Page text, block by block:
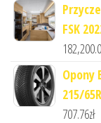
FSK
Opony
215/
707.76zł